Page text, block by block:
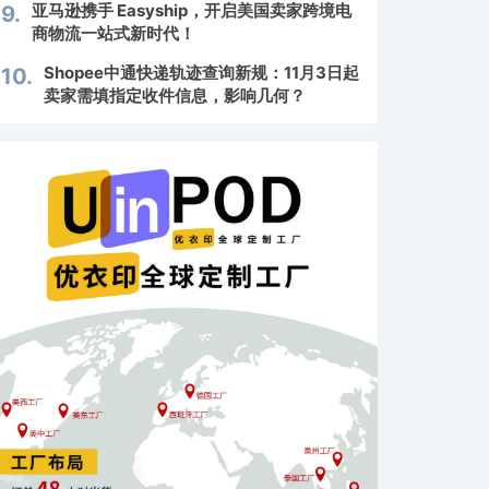
9. 亚马逊携手 Easyship，开启美国卖家跨境电
商物流一站式新时代！
10. Shopee中通快递轨迹查询新规：11月3日起
卖家需填指定收件信息，影响几何？